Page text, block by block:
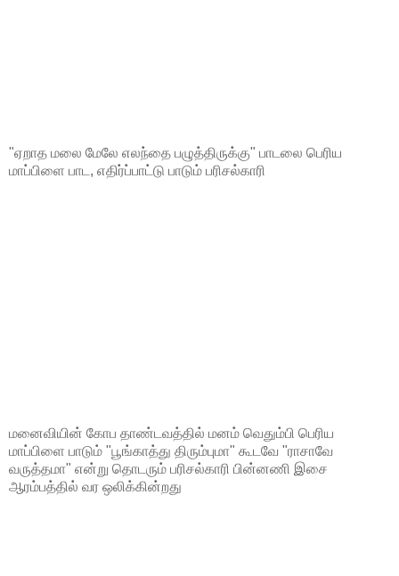
"ஏறாத மலை மேலே எலந்தை பழுத்திருக்கு" பாடலை பெரிய
மாப்பிளை பாட, எதிர்ப்பாட்டு பாடும் பரிசல்காரி
மனைவியின் கோப தாண்டவத்தில் மனம் வெதும்பி பெரிய
மாப்பிளை பாடும் "பூங்காத்து திரும்புமா" கூடவே "ராசாவே
வருத்தமா" என்று தொடரும் பரிசல்காரி பின்னணி இசை
ஆரம்பத்தில் வர ஒலிக்கின்றது